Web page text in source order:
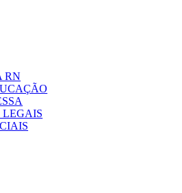
RN
LEGAIS